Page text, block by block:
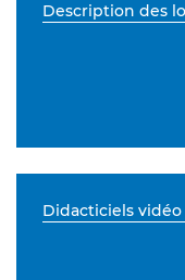
Description des
Didacticiels vidéo